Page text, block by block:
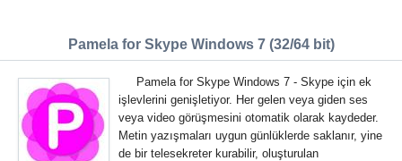
Pamela for Skype Windows 7 (32/64 bit)
Pamela for Skype Windows 7 - Skype için ek
işlevlerini genişletiyor. Her gelen veya giden ses
veya video görüşmesini otomatik olarak kaydeder.
Metin yazışmaları uygun günlüklerde saklanır, yine
de bir telesekreter kurabilir, oluşturulan